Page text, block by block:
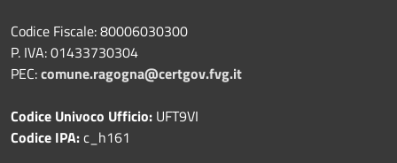
Codice Fiscale: 80006030300
P. IVA: 01433730304
PEC:comune.ragogna@certgov.fvg.it
Codice Univoco Ufficio: UFT9VI
Codice IPA:c_h161